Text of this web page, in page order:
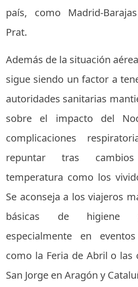
país, como Madrid-
Prat.
Además de la situación
sigue siendo un factor a
autoridades sanitarias
sobre el impacto del
complicaciones
repuntar tras
temperatura como los
Se aconseja a los viajeros
básicas de higiene
especialmente en
como la Feria de Abril o las
San Jorge en Aragón y